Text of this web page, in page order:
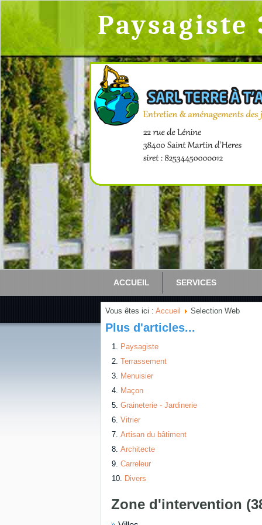
Paysagiste
ACCUEIL SERVICES
Vous êtes ici : Accueil Selection Web
Plus d'articles...
Paysagiste
Terrassement
Menuisier
Maçon
Graineterie - Jardinerie
Vitrier
Artisan du bâtiment
Architecte
Carreleur
Divers
Zone d'intervention